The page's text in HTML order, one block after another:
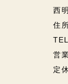
西
住
営
定